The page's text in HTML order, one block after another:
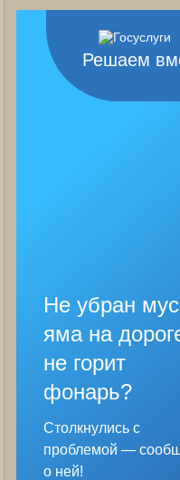
Решаем
Не убран
яма на
не горит
фонарь?
Столкнулись с
проблемой —
о ней!